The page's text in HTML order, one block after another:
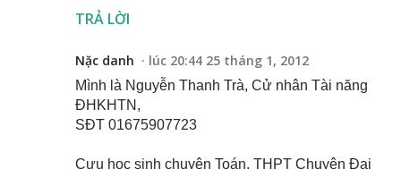
TRẢ LỜI
Nặc danh lúc 20:44 25 tháng 1, 2012
Mình là Nguyễn Thanh Trà, Cử nhân Tài năng
ĐHKHTN,
SĐT 01675907723
Cựu học sinh chuyên Toán, THPT Chuyên Đại